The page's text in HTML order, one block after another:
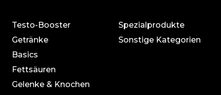
Testo-Booster
Getränke
Basics
Fettsäuren
Gelenke & Knochen
Spezialprodukte
Sonstige Kategorien